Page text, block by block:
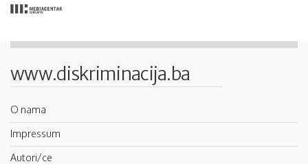
www.diskriminacija.ba
O nama
Impressum
Autori/ce